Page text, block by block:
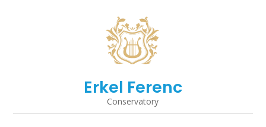
Erkel Ferenc
Conservatory